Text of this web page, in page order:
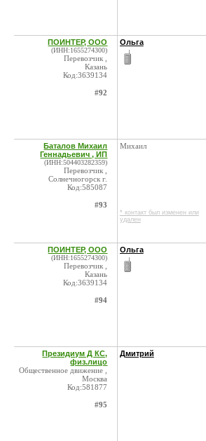
ПОИНТЕР, ООО
(ИНН:1655274300)
Перевозчик ,
Казань
Код:3639134
#92
Ольга
Баталов Михаил
Геннадьевич , ИП
(ИНН:504403282359)
Перевозчик ,
Солнечногорск г.
Код:585087
#93
Михаил
* контакт был изменен или
удален
ПОИНТЕР, ООО
(ИНН:1655274300)
Перевозчик ,
Казань
Код:3639134
#94
Ольга
Президиум Д КС,
физ.лицо
Общественное движение ,
Москва
Код:581877
#95
Дмитрий